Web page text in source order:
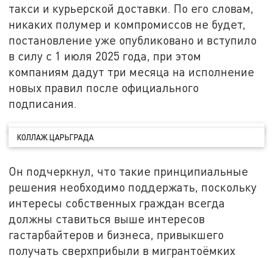
такси и курьерской доставки. По его словам,
никаких полумер и компромиссов не будет,
постановление уже опубликовано и вступило
в силу с 1 июля 2025 года, при этом
компаниям дадут три месяца на исполнение
новых правил после официального
подписания.
КОЛЛАЖ ЦАРЬГРАДА
Он подчеркнул, что такие принципиальные
решения необходимо поддержать, поскольку
интересы собственных граждан всегда
должны ставиться выше интересов
гастарбайтеров и бизнеса, привыкшего
получать сверхприбыли в мигрантоёмких